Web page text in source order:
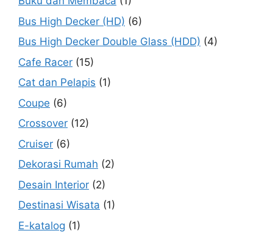
Bus High Decker (HD) (6)
Bus High Decker Double Glass (HDD) (4)
Cafe Racer (15)
Cat dan Pelapis (1)
Coupe (6)
Crossover (12)
Cruiser (6)
Dekorasi Rumah (2)
Desain Interior (2)
Destinasi Wisata (1)
E-katalog (1)